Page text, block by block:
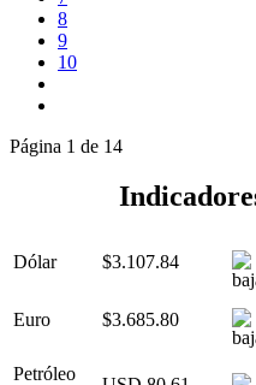
8
9
10
Página 1 de 14
Dólar $3.107.84
Euro $3.685.80
Petróleo